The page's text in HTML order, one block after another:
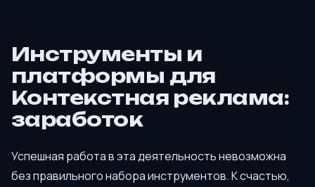
Инструменты и
платформы для
Контекстная реклама:
заработок
Успешная работа в эта деятельность невозможна
без правильного набора инструментов. К счастью,